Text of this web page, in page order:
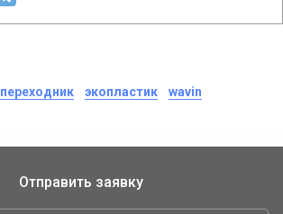
переходник экопластик wavin
Отправить заявку